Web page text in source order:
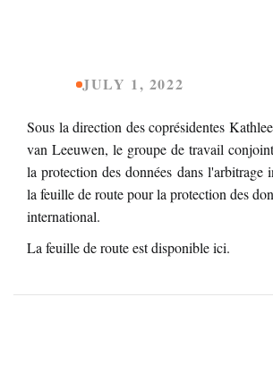
JULY 1, 2022
Sous la direction des coprésidentes
van Leeuwen, le groupe de travail
la protection des données dans l'arbitrage
la feuille de route pour la protection des
international.
La feuille de route est disponibleici.